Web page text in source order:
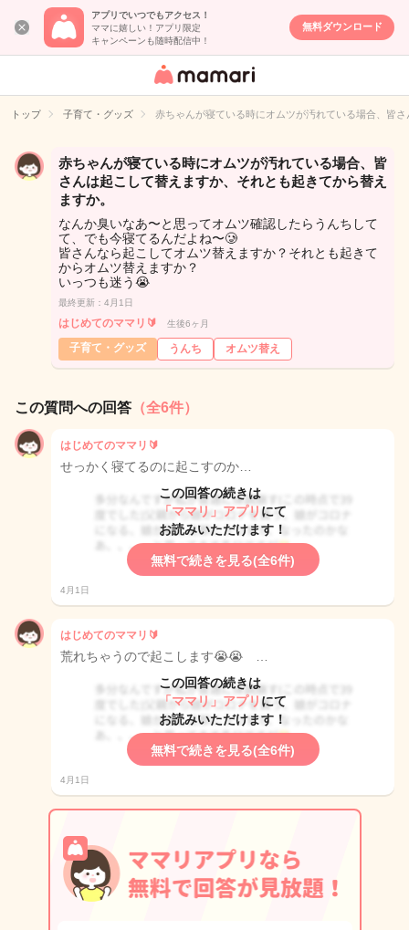
アプリでいつでもアクセス！
ママに嬉しい！アプリ限定
キャンペーンも随時配信中！
無料ダウンロード
女性専用匿名QA
イト
トップ 子育て・グッズ 赤ちゃんが寝ている時にオムツが汚れている場合、皆
赤ちゃんが寝ている時にオムツが汚れている場合、皆
さんは起こして替えますか、それとも起きてから替え
ますか。
なんか臭いなあ〜と思ってオムツ確認したらうんちして
て、でも今寝てるんだよね〜🥲
皆さんなら起こしてオムツ替えますか？それとも起きて
からオムツ替えますか？
いっつも迷う😭
最終更新：4月1日
はじめてのママリ🔰 生後6ヶ月
子育て・グッズ うんち オムツ替え
この質問への回答 （全6件）
はじめてのママリ🔰
せっかく寝てるのに起こすのか…
この回答の続きは
「ママリ」アプリ にて
お読みいただけます！
無料で続きを見る(全6件)
4月1日
はじめてのママリ🔰
荒れちゃうので起こします😭😭 …
この回答の続きは
「ママリ」アプリ にて
お読みいただけます！
無料で続きを見る(全6件)
4月1日